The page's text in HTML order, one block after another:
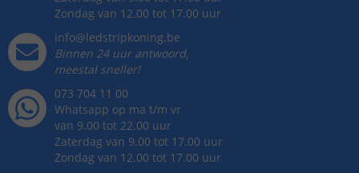
Zondag van 12.00 tot 17.00 uur
info@ledstripkoning.be
Binnen 24 uur antwoord,
meestal sneller!
073 704 11 00
Whatsapp op ma t/m vr
van 9.00 tot 22.00 uur
Zaterdag van 9.00 tot 17.00 uur
Zondag van 12.00 tot 17.00 uur